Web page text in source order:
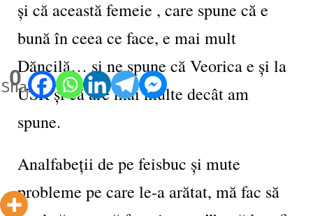
și că această femeie , care spune că e
bună în ceea ce face, e mai mult
Dăncilă… și ne spune că Veorica e și la
USR și că are mai multe decât am
spune.
Analfabeții de pe feisbuc și mute
probleme pe care le-a arătat, mă fac să
0
Shares